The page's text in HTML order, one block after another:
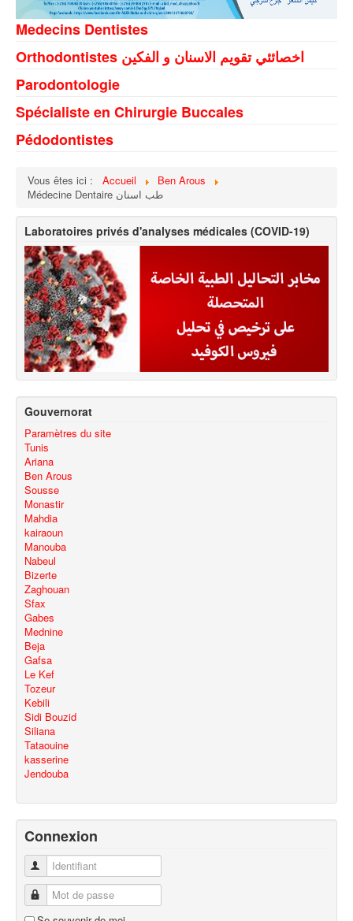
Medecins Dentistes
Orthodontistes اخصائئي تقويم الاسنان و الفكين
Parodontologie
Spécialiste en Chirurgie Buccales
Pédodontistes
Vous êtes ici : Accueil
Ben Arous
Médecine Dentaire طب اسنان
Laboratoires privés d'analyses médicales (COVID-19)
Gouvernorat
Paramètres du site
Tunis
Ariana
Ben Arous
Sousse
Monastir
Mahdia
kairaoun
Manouba
Nabeul
Bizerte
Zaghouan
Sfax
Gabes
Mednine
Beja
Gafsa
Le Kef
Tozeur
Kebili
Sidi Bouzid
Siliana
Tataouine
kasserine
Jendouba
Connexion
Identifiant
Mot de passe